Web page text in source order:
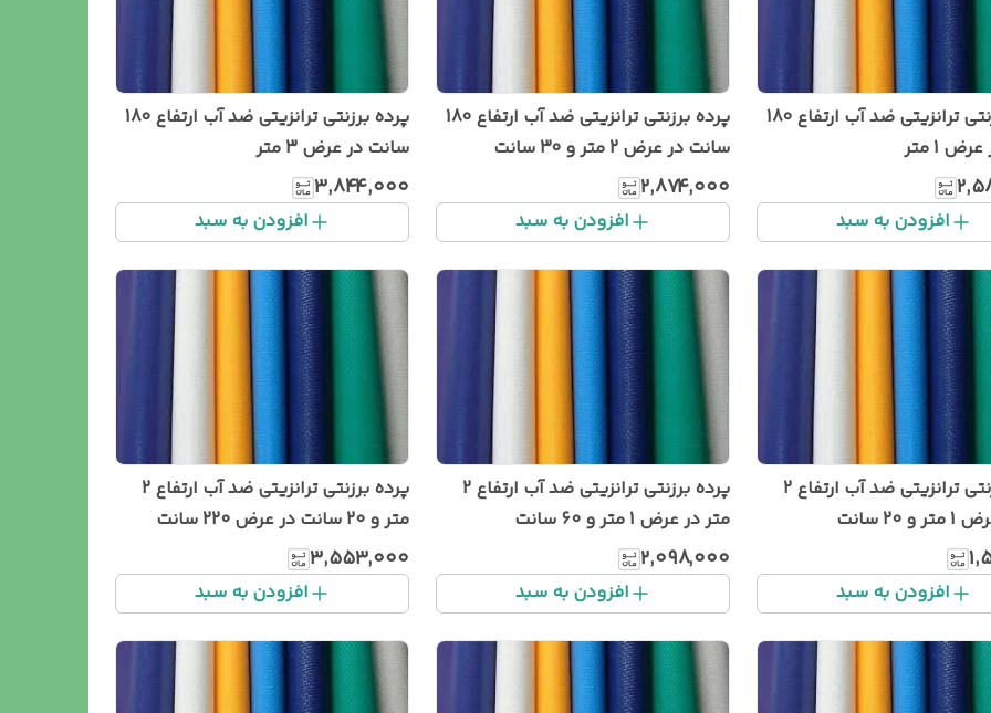
پرده برزنتی ترانزیتی ضد آب ارتفاع 180
1 متر
افزودن به سبد
پرده برزنتی ترانزیتی ضد آب ارتفاع 180
سانت در عرض 2 متر و 30 سانت
۲٬۸۷۴٬۰۰۰
افزودن به سبد
پرده برزنتی ترانزیتی ضد آب ارتفاع 180
سانت در عرض 3 متر
۳٬۸۴۴٬۰۰۰
افزودن به سبد
پرده برزنتی ترانزیتی ضد آب ارتفاع 2
سانت
افزودن به سبد
پرده برزنتی ترانزیتی ضد آب ارتفاع 2
متر در عرض 1 متر و 60 سانت
۲٬۰۹۸٬۰۰۰
افزودن به سبد
پرده برزنتی ترانزیتی ضد آب ارتفاع 2
متر و 20 سانت در عرض 220 سانت
۳٬۵۵۳٬۰۰۰
افزودن به سبد